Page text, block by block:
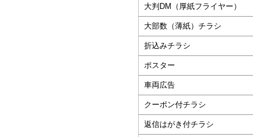
大判DM（厚紙フライヤー）
大部数（薄紙）チラシ
折込みチラシ
ポスター
車両広告
クーポン付チラシ
返信はがき付チラシ